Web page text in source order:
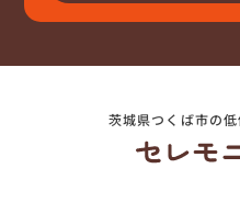
茨城県つくば市の